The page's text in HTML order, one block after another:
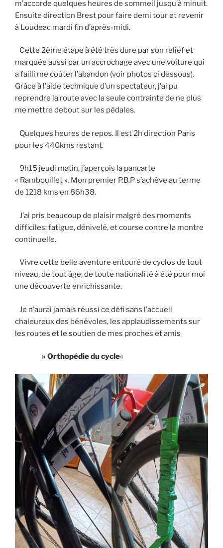
m’accorde quelques heures de sommeil jusqu’à minuit.
Ensuite direction Brest pour faire demi tour et revenir
à Loudeac mardi fin d’après-midi.
Cette 2ème étape à été très dure par son relief et
marquée aussi par un accrochage avec une voiture qui
a failli me coûter l’abandon (voir photos ci dessous).
Grâce à l’aide technique d’un spectateur, j’ai pu
reprendre la route avec la seule contrainte de ne plus
me mettre debout sur les pédales.
Quelques heures de repos. Il est 2h direction Paris
pour les 440kms restant.
9h15 jeudi matin, j’aperçois la pancarte
« Rambouillet ». Mon premier P.B.P s’achève au terme
de 1218 kms en 86h38.
J’ai pris beaucoup de plaisir malgré des moments
difficiles: fatigue, dénivelé, et course contre la montre
continuelle.
Vivre cette belle aventure entouré de cyclos de tout
niveau, de tout âge, de toute nationalité à été pour moi
une découverte enrichissante.
Je n’aurai jamais réussi ce défi sans l’accueil
chaleureux des bénévoles, les applaudissements sur
les routes et le soutien de mes proches et amis
» Orthopédie du cycle«